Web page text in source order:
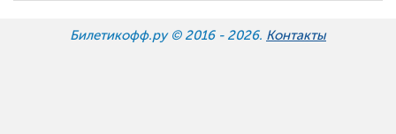
Билетикофф.ру © 2016 - 2026. Контакты